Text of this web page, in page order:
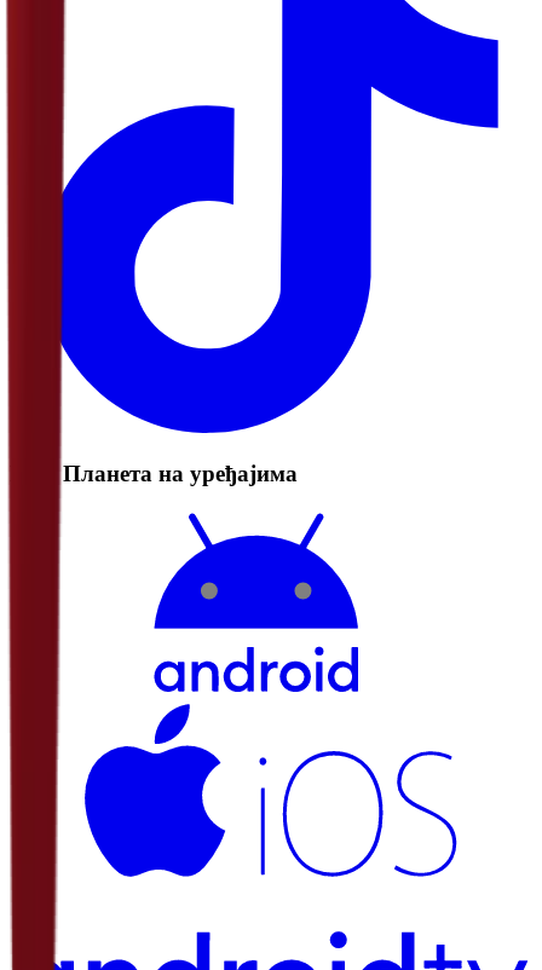
РТС Планета на уређајима